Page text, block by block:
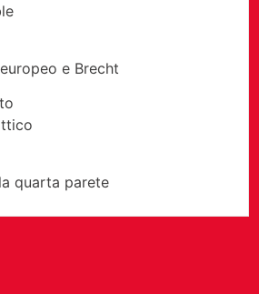
e Brecht
quarta parete